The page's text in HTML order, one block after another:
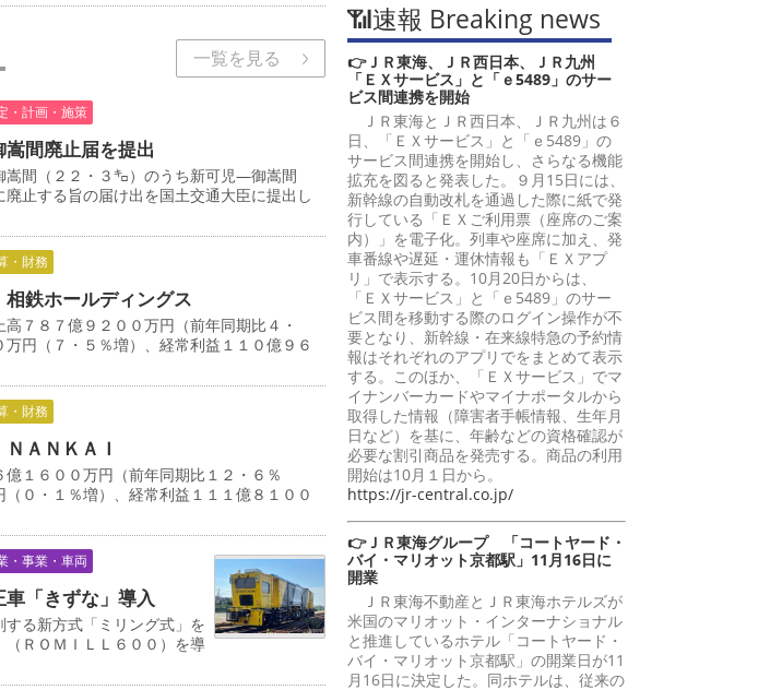
一覧を見る
・計画・施策
間廃止届を提出
間（２２・３㌔）のうち新可児―御嵩間
廃止する旨の届け出を国土交通大臣に提出し
・財務
鉄ホールディングス
７８７億９２００万円（前年同期比４・
円（７・５％増）、経常利益１１０億９６
・財務
ＡＮＫＡＩ
１６００万円（前年同期比１２・６％
０・１％増）、経常利益１１１億８１００
・事業・車両
「きずな」導入
る新方式「ミリング式」を
ＲＯＭＩＬＬ６００）を導
📶速報 Breaking news
👉ＪＲ東海、ＪＲ西日本、ＪＲ九州
「ＥＸサービス」と「ｅ5489」のサー
ビス間連携を開始
ＪＲ東海とＪＲ西日本、ＪＲ九州は６
日、「ＥＸサービス」と「ｅ5489」の
サービス間連携を開始し、さらなる機能
拡充を図ると発表した。９月15日には、
新幹線の自動改札を通過した際に紙で発
行している「ＥＸご利用票（座席のご案
内）」を電子化。列車や座席に加え、発
車番線や遅延・運休情報も「ＥＸアプ
リ」で表示する。10月20日からは、
「ＥＸサービス」と「ｅ5489」のサー
ビス間を移動する際のログイン操作が不
要となり、新幹線・在来線特急の予約情
報はそれぞれのアプリでをまとめて表示
する。このほか、「ＥＸサービス」でマ
イナンバーカードやマイナポータルから
取得した情報（障害者手帳情報、生年月
日など）を基に、年齢などの資格確認が
必要な割引商品を発売する。商品の利用
開始は10月１日から。
https://jr-central.co.jp/
👉ＪＲ東海グループ 「コートヤード・
バイ・マリオット京都駅」11月16日に
開業
ＪＲ東海不動産とＪＲ東海ホテルズが
米国のマリオット・インターナショナル
と推進しているホテル「コートヤード・
バイ・マリオット京都駅」の開業日が11
月16日に決定した。同ホテルは、従来の